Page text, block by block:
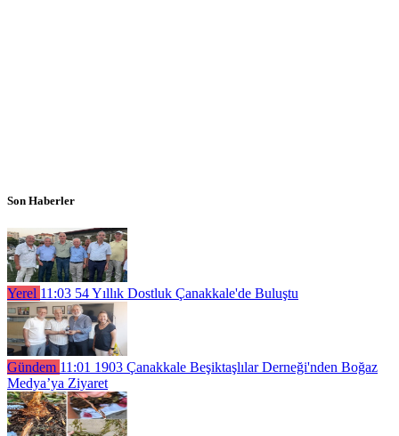
Son Haberler
Yerel 11:03 54 Yıllık Dostluk Çanakkale'de Buluştu
Gündem 11:01 1903 Çanakkale Beşiktaşlılar Derneği'nden Boğaz
Medya’ya Ziyaret